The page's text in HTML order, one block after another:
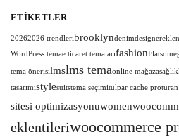
ETIKETLER
20262026 trendleribrooklyndenimdesigner
WordPress temae ticaret temalarıfashionFlatsome
tema önerisilmslms temaonline mağaza
tasarımıstylesuitstema seçimitulpar cache proturan
sitesi optimizasyonuwomen
eklentileriwoocommerce